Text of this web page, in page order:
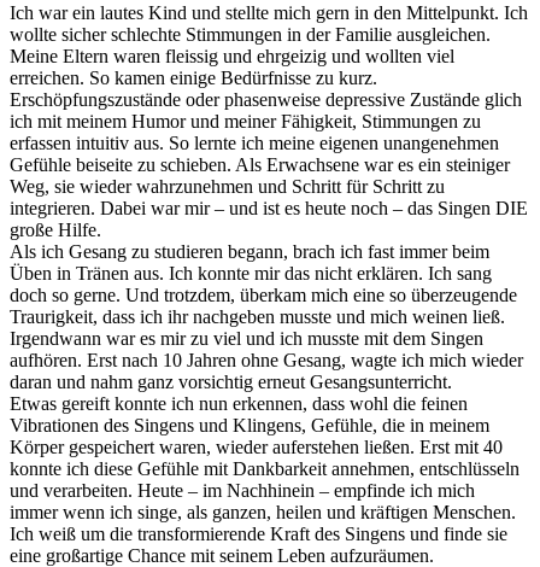
Ich war ein lautes Kind und stellte mich gern in den Mittelpunkt. Ich
wollte sicher schlechte Stimmungen in der Familie ausgleichen.
Meine Eltern waren fleissig und ehrgeizig und wollten viel
erreichen. So kamen einige Bedürfnisse zu kurz.
Erschöpfungszustände oder phasenweise depressive Zustände glich
ich mit meinem Humor und meiner Fähigkeit, Stimmungen zu
erfassen intuitiv aus. So lernte ich meine eigenen unangenehmen
Gefühle beiseite zu schieben. Als Erwachsene war es ein steiniger
Weg, sie wieder wahrzunehmen und Schritt für Schritt zu
integrieren. Dabei war mir – und ist es heute noch – das Singen DIE
große Hilfe.
Als ich Gesang zu studieren begann, brach ich fast immer beim
Üben in Tränen aus. Ich konnte mir das nicht erklären. Ich sang
doch so gerne. Und trotzdem, überkam mich eine so überzeugende
Traurigkeit, dass ich ihr nachgeben musste und mich weinen ließ.
Irgendwann war es mir zu viel und ich musste mit dem Singen
aufhören. Erst nach 10 Jahren ohne Gesang, wagte ich mich wieder
daran und nahm ganz vorsichtig erneut Gesangsunterricht.
Etwas gereift konnte ich nun erkennen, dass wohl die feinen
Vibrationen des Singens und Klingens, Gefühle, die in meinem
Körper gespeichert waren, wieder auferstehen ließen. Erst mit 40
konnte ich diese Gefühle mit Dankbarkeit annehmen, entschlüsseln
und verarbeiten. Heute – im Nachhinein – empfinde ich mich
immer wenn ich singe, als ganzen, heilen und kräftigen Menschen.
Ich weiß um die transformierende Kraft des Singens und finde sie
eine großartige Chance mit seinem Leben aufzuräumen.